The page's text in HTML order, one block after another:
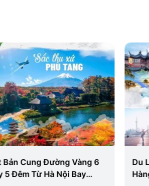
Đường Vàng 6
Từ Hà Nội Bay
Du Lịch
Hàng